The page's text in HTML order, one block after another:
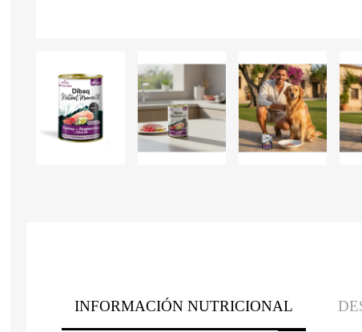
INFORMACIÓN NUTRICIONAL